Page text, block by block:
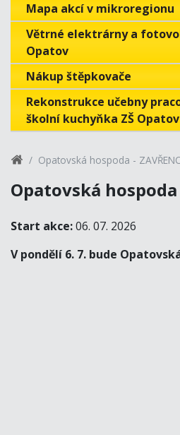
Mapa akcí v mikroregionu
Větrné elektrárny a
Opatov
Nákup štěpkovače
Rekonstrukce učebny
školní kuchyňka ZŠ Opatov
Opatovská hospoda -
Opatovská hospoda
Start akce:06. 07. 2026
V pondělí 6. 7. bude